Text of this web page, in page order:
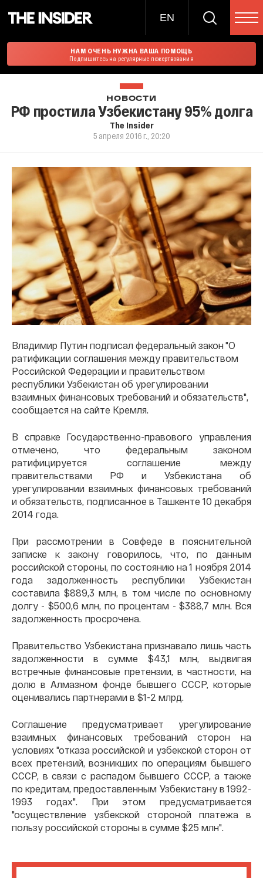
EN
НАМ ОЧЕНЬ НУЖНА ВАША ПОМОЩЬ
Подпишитесь на регулярные пожертвования
НОВОСТИ
РФ простила Узбекистану 95% долга
The Insider
5 апреля 2016 г., 20:20
Владимир Путин подписал федеральный закон "О
ратификации соглашения между правительством
Российской Федерации и правительством
республики Узбекистан об урегулировании
взаимных финансовых требований и обязательств",
сообщается на сайте Кремля.
В справке Государственно-правового управления
отмечено, что федеральным законом
ратифицируется соглашение между
правительствами РФ и Узбекистана об
урегулировании взаимных финансовых требований
и обязательств, подписанное в Ташкенте 10 декабря
2014 года.
При рассмотрении в Совфеде в пояснительной
записке к закону говорилось, что, по данным
российской стороны, по состоянию на 1 ноября 2014
года задолженность республики Узбекистан
составила $889,3 млн, в том числе по основному
долгу - $500,6 млн, по процентам - $388,7 млн. Вся
задолженность просрочена.
Правительство Узбекистана признавало лишь часть
задолженности в сумме $43,1 млн, выдвигая
встречные финансовые претензии, в частности, на
долю в Алмазном фонде бывшего СССР, которые
оценивались партнерами в $1-2 млрд.
Соглашение предусматривает урегулирование
взаимных финансовых требований сторон на
условиях "отказа российской и узбекской сторон от
всех претензий, возникших по операциям бывшего
СССР, в связи с распадом бывшего СССР, а также
по кредитам, предоставленным Узбекистану в 1992-
1993 годах". При этом предусматривается
"осуществление узбекской стороной платежа в
пользу российской стороны в сумме $25 млн".